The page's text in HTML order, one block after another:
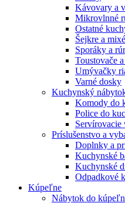
Kávovary a
Mikrovlnné
Ostatné
Šejkre a
Sporáky a
Toustovače
Umývačky
Varné dosky
Kuchynský
Komody do
Police do
Servírovacie
Príslušenstvo a
Doplnky a
Kuchynské
Kuchynské
Odpadkové
Kúpeľne
Nábytok do